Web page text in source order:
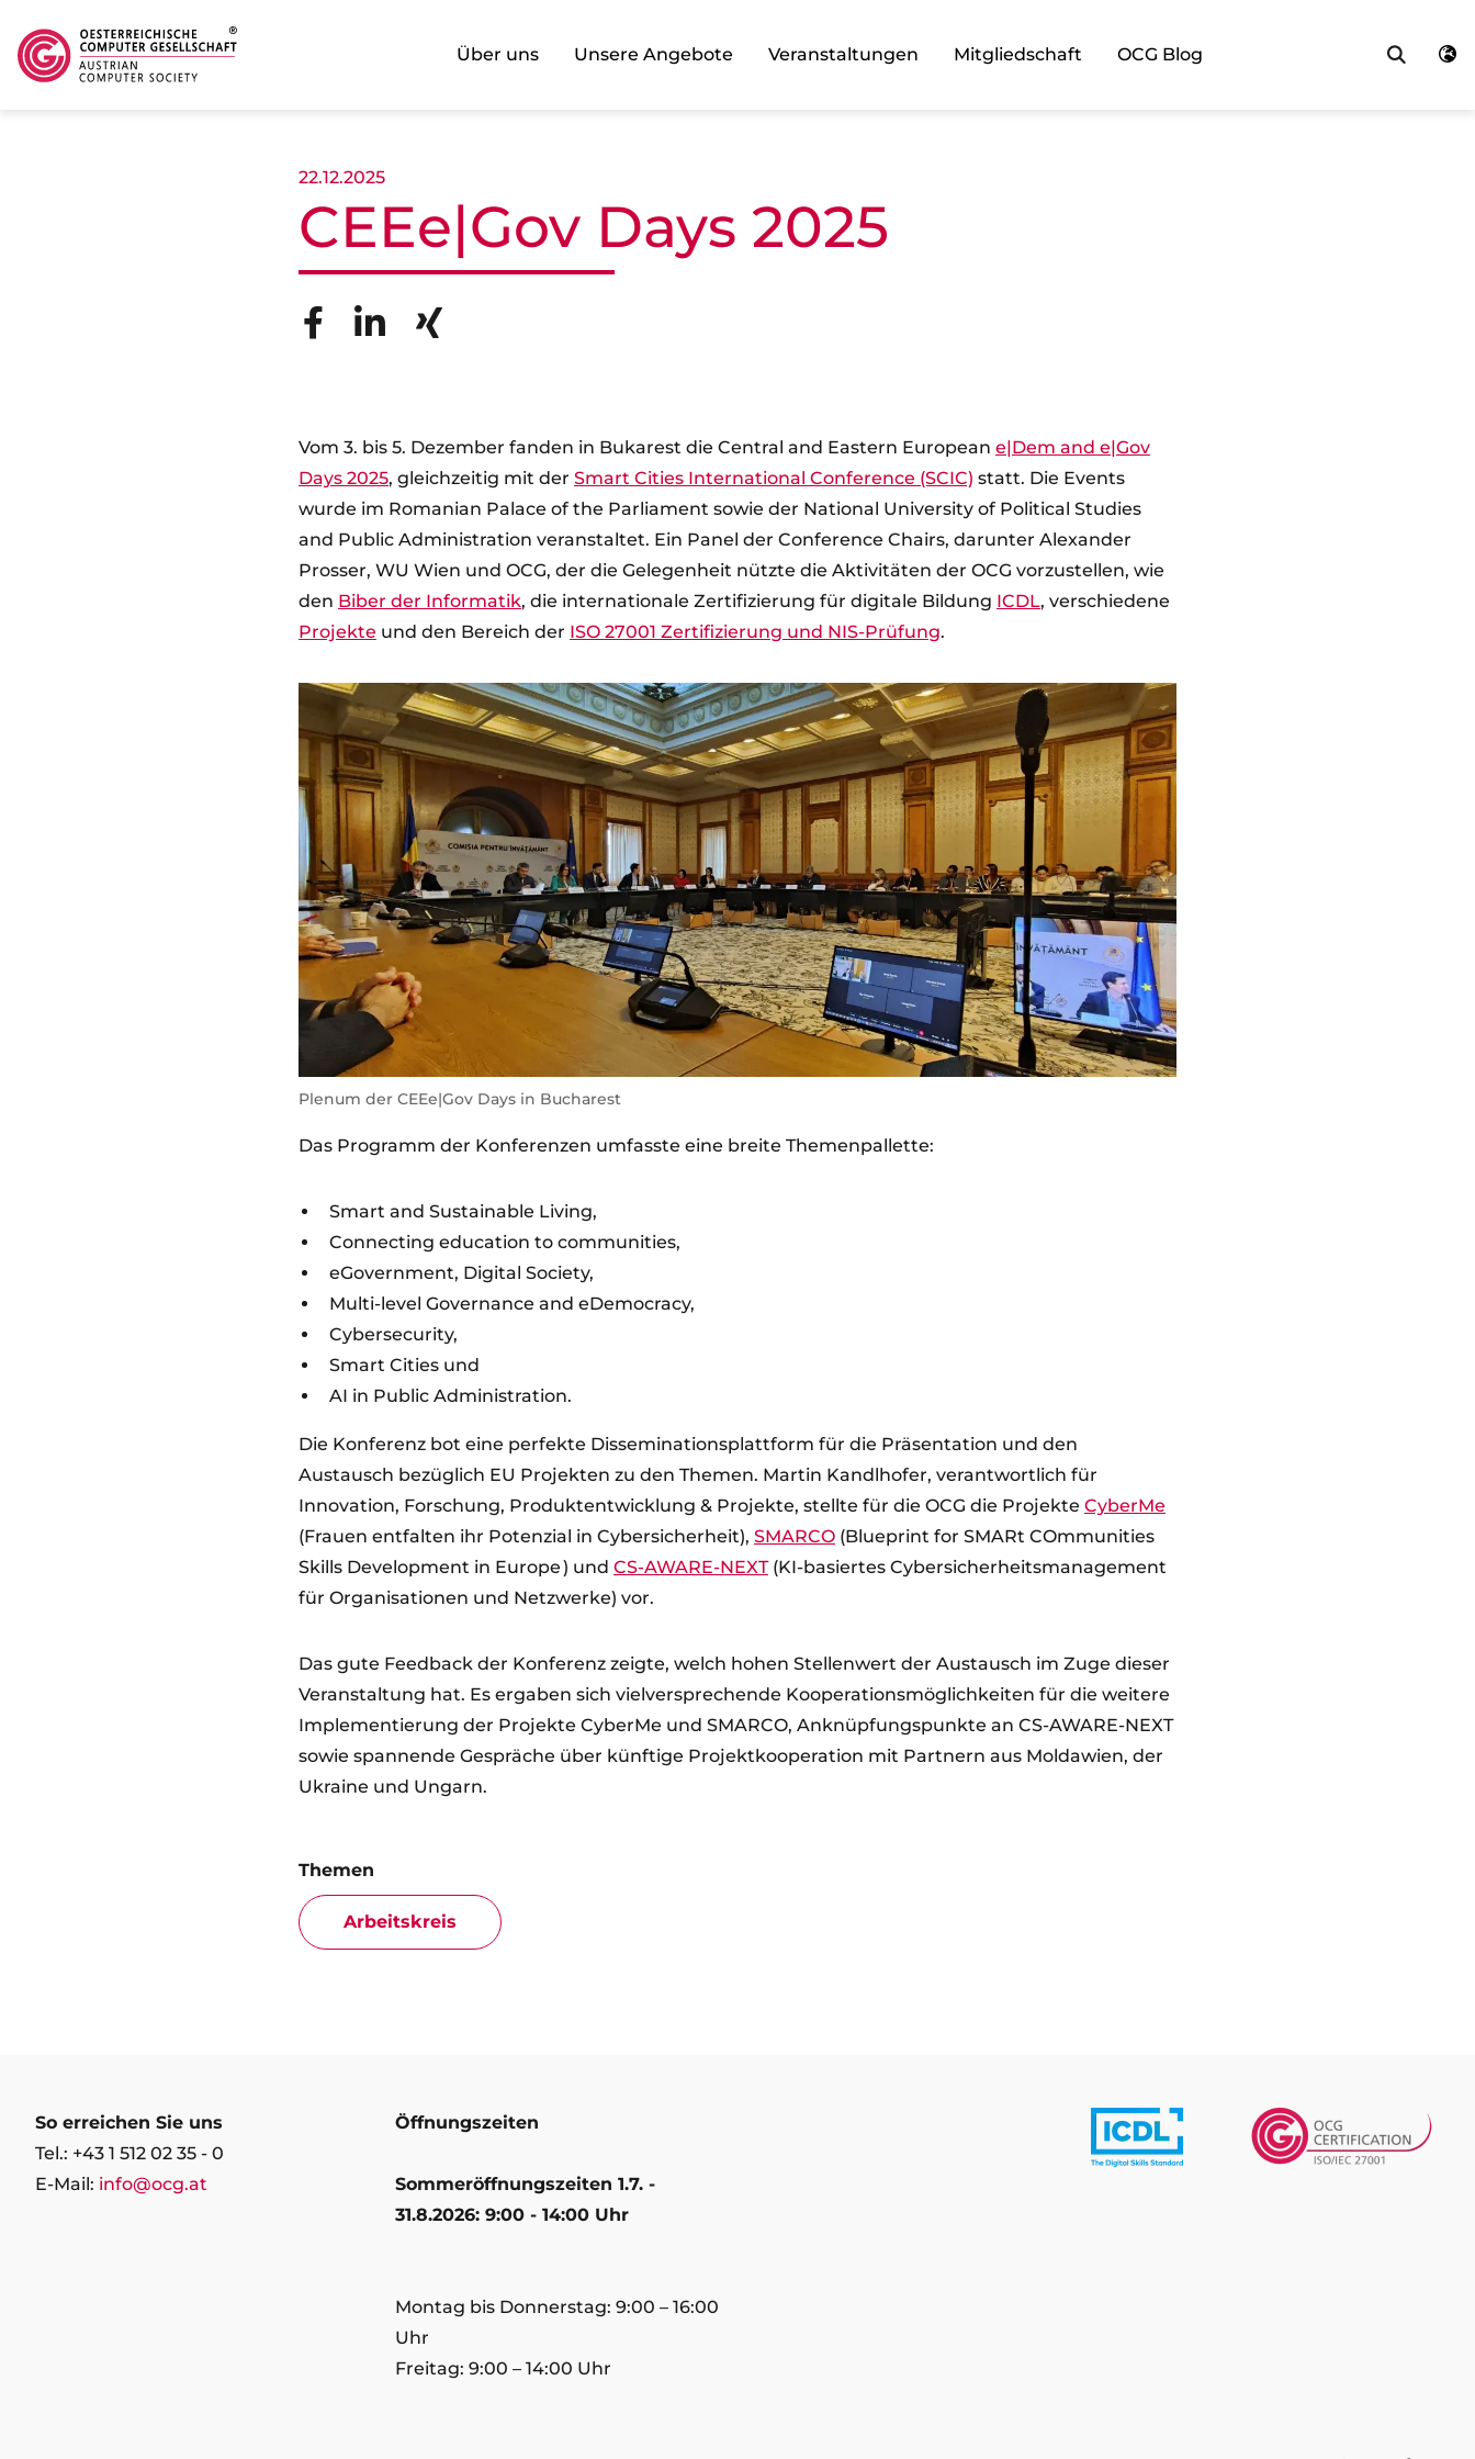
Über uns Unsere Angebote Veranstaltungen Mitgliedschaft OCG Blog
22.12.2025
CEEe|Gov Days 2025
Vom 3. bis 5. Dezember fanden in Bukarest die Central and Eastern European e|Dem and e|Gov
Days 2025, gleichzeitig mit der Smart Cities International Conference (SCIC) statt. Die Events
wurde im Romanian Palace of the Parliament sowie der National University of Political Studies
and Public Administration veranstaltet. Ein Panel der Conference Chairs, darunter Alexander
Prosser, WU Wien und OCG, der die Gelegenheit nützte die Aktivitäten der OCG vorzustellen, wie
den Biber der Informatik, die internationale Zertifizierung für digitale Bildung ICDL, verschiedene
Projekte und den Bereich der ISO 27001 Zertifizierung und NIS-Prüfung.
Plenum der CEEe|Gov Days in Bucharest
Das Programm der Konferenzen umfasste eine breite Themenpallette:
Smart and Sustainable Living,
Connecting education to communities,
eGovernment, Digital Society,
Multi-level Governance and eDemocracy,
Cybersecurity,
Smart Cities und
AI in Public Administration.
Die Konferenz bot eine perfekte Disseminationsplattform für die Präsentation und den
Austausch bezüglich EU Projekten zu den Themen. Martin Kandlhofer, verantwortlich für
Innovation, Forschung, Produktentwicklung & Projekte, stellte für die OCG die Projekte CyberMe
(Frauen entfalten ihr Potenzial in Cybersicherheit), SMARCO (Blueprint for SMARt COmmunities
Skills Development in Europe ) und CS-AWARE-NEXT(KI-basiertes Cybersicherheitsmanagement
für Organisationen und Netzwerke) vor.
Das gute Feedback der Konferenz zeigte, welch hohen Stellenwert der Austausch im Zuge dieser
Veranstaltung hat. Es ergaben sich vielversprechende Kooperationsmöglichkeiten für die weitere
Implementierung der Projekte CyberMe und SMARCO, Anknüpfungspunkte an CS-AWARE-NEXT
sowie spannende Gespräche über künftige Projektkooperation mit Partnern aus Moldawien, der
Ukraine und Ungarn.
Themen
Arbeitskreis
So erreichen Sie uns
Tel.: +43 1 512 02 35 - 0
E-Mail: info@ocg.at
Öffnungszeiten
Sommeröffnungszeiten 1.7. -
31.8.2026: 9:00 - 14:00 Uhr
Montag bis Donnerstag: 9:00 – 16:00
Uhr
Freitag: 9:00 – 14:00 Uhr